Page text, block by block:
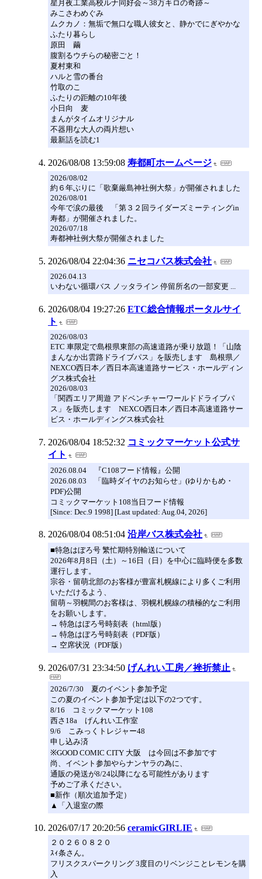
星月夜工業高校ルナ同好会～38万キロの奇跡～
みこさわめぐみ
ムクカノ：無垢で無口な職人彼女と、静かでにぎやかな
ふたり暮らし
原田 繭
腹割るウチらの秘密ごと！
夏村東和
ハルと雪の番台
竹取のこ
ふたりの距離の10年後
小日向 麦
まんがタイムオリジナル
不器用な大人の両片想い
最新話を読む1
2026/08/08 13:59:08 寿都町ホームページ
2026/08/02
約６年ぶりに「歌棄厳島神社例大祭」が開催されました
2026/08/01
今年で涙の最後 「第３２回ライダーズミーティングin
寿都」が開催されました。
2026/07/18
寿都神社例大祭が開催されました
2026/08/04 22:04:36 ニセコバス株式会社
2026.04.13
いわない循環バス ノッタライン 停留所名の一部変更 ...
2026/08/04 19:27:26 ETC総合情報ポータルサイ
ト
2026/08/03
ETC 車限定で島根県東部の高速道路が乗り放題！「山陰
まんなか出雲路ドライブパス」を販売します 島根県／
NEXCO西日本／西日本高速道路サービス・ホールディン
グス株式会社
2026/08/03
「関西エリア周遊 アドベンチャーワールドドライブパ
ス」を販売します NEXCO西日本／西日本高速道路サー
ビス・ホールディングス株式会社
2026/08/04 18:52:32 コミックマーケット公式サ
イト
2026.08.04 『C108フード情報』公開
2026.08.03 「臨時ダイヤのお知らせ」(ゆりかもめ・
PDF)公開
コミックマーケット108当日フード情報
[Since: Dec.9 1998] [Last updated: Aug.04, 2026]
2026/08/04 08:51:04 沿岸バス株式会社
■特急はぼろ号 繁忙期特別輸送について
2026年8月8日（土）～16日（日）を中心に臨時便を多数
運行します。
宗谷・留萌北部のお客様が豊富札幌線により多くご利用
いただけるよう、
留萌～羽幌間のお客様は、羽幌札幌線の積極的なご利用
をお願いします。
→ 特急はぼろ号時刻表（html版）
→ 特急はぼろ号時刻表（PDF版）
→ 空席状況（PDF版）
2026/07/31 23:34:50 げんれい工房／挫折禁止
2026/7/30 夏のイベント参加予定
この夏のイベント参加予定は以下の2つです。
8/16 コミックマーケット108
西さ18a げんれい工作室
9/6 こみっくトレジャー48
申し込み済
※GOOD COMIC CITY 大阪 は今回は不参加です
尚、イベント参加やらナンヤラの為に、
通販の発送が8/24以降になる可能性があります
予めご了承ください。
■新作（順次追加予定）
▲「入退室の際
2026/07/17 20:20:56 ceramicGIRLIE
２０２６０８２０
ｽｨ条さん。
フリスクスパークリング 3度目のリベンジことレモンを購
入